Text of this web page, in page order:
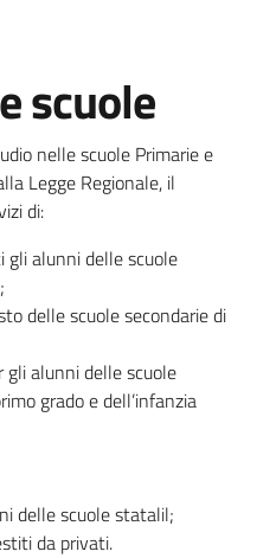
scuole
nelle scuole Primarie e
Legge Regionale, il
di:
alunni delle scuole
delle scuole secondarie di
gli alunni delle scuole
grado e dell’infanzia
delle scuole statalil;
da privati.